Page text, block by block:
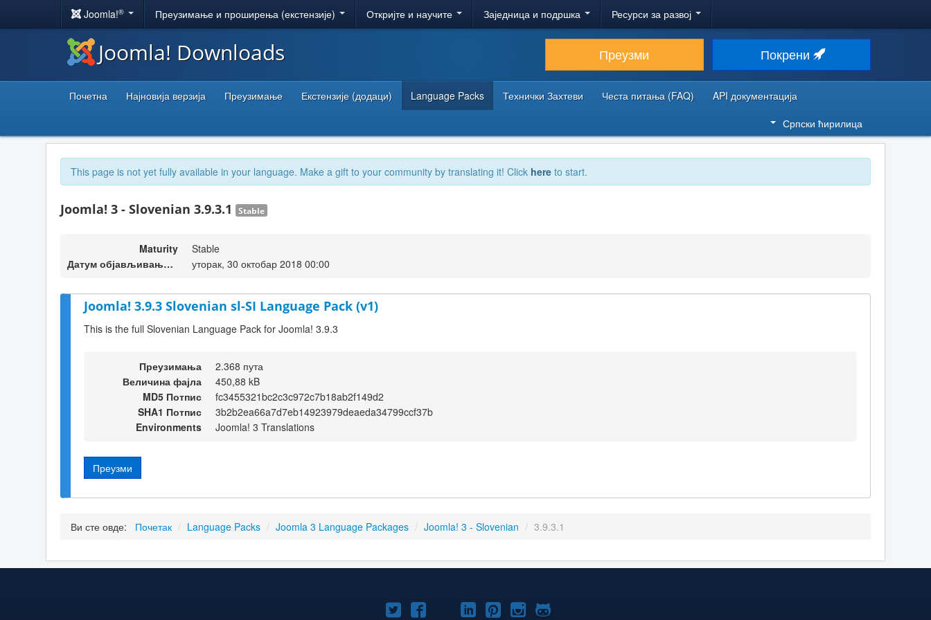
Joomla!® Преузимање и проширења (екстензије) Откријте и научите Заједница и подршка Ресурси за развој
Joomla! Downloads Преузми Покрени
Почетна Најновија верзија Преузимање Екстензије (додаци) Language Packs Технички Захтеви Честа питања (FAQ)
API документација
Српски ћирилица
This page is not yet fully available in your language. Make a gift to your community by translating it! Click here to start.
Joomla! 3 - Slovenian 3.9.3.1 Stable
Maturity
Stable
Датум објављивања верзије
уторак, 30 октобар 2018 00:00
Joomla! 3.9.3 Slovenian sl-SI Language Pack (v1)
This is the full Slovenian Language Pack for Joomla! 3.9.3
Преузимања
2.368 пута
Величина фајла
450,88 kB
MD5 Потпис
fc3455321bc2c3c972c7b18ab2f149d2
SHA1 Потпис
3b2b2ea66a7d7eb14923979deaeda34799ccf37b
Environments
Joomla! 3 Translations
Преузми
Ви сте овде: Почетак / Language Packs / Joomla 3 Language Packages / Joomla! 3 - Slovenian / 3.9.3.1
Joomla!Joomla!Joomla!
Joomla!Joomla!
Joomla!Joomla!